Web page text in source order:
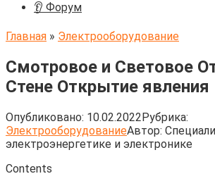
👂 Форум
Главная » Электрооборудование
Смотровое и Световое
Стене Открытие явления
Опубликовано: 10.02.2022Рубрика:
ЭлектрооборудованиеАвтор:
электроэнергетике и электронике
Contents